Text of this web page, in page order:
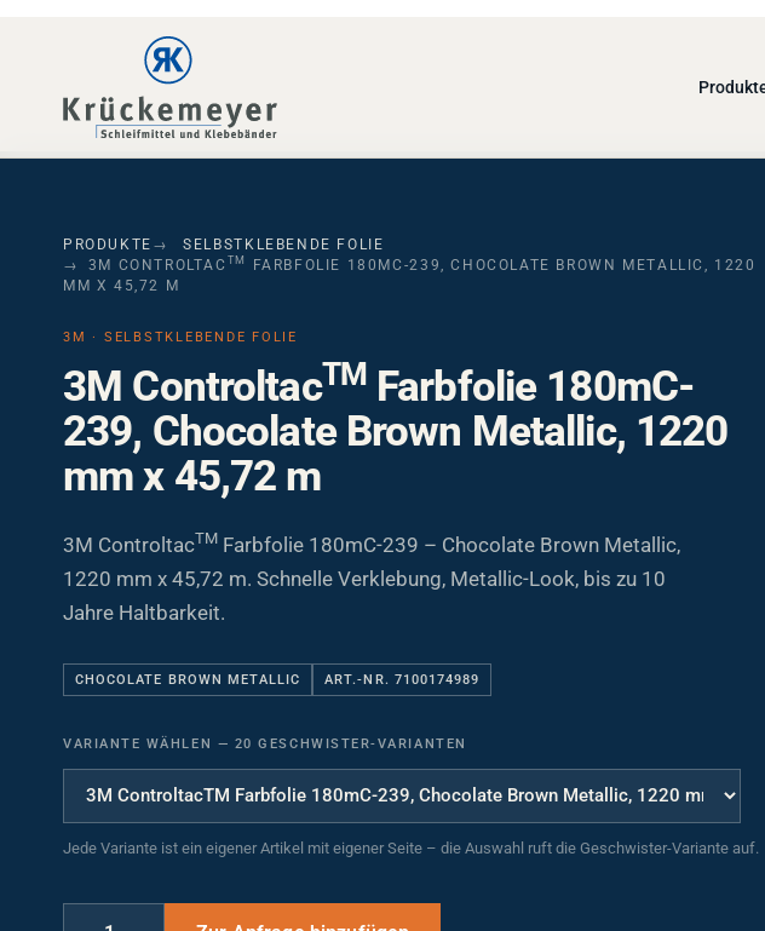
3M CONTROLTACTMFARBFOLIE 180MC-239, CHOCOLATE BROWN METALLIC, 1220
MM X 45,72 M
3M ControltacTMFarbfolie 180mC-
239, Chocolate Brown Metallic, 1220
mm x 45,72 m
3M Controltac TM Farbfolie 180mC-239 – Chocolate Brown Metallic,
1220 mm x 45,72 m. Schnelle Verklebung, Metallic-Look, bis zu 10
Jahre Haltbarkeit.
CHOCOLATE BROWN METALLIC ART.-NR. 7100174989
VARIANTE WÄHLEN
Jede Variante ist ein eigener Artikel mit eigener Seite – die Auswahl ruft die Geschwister-Variante auf.